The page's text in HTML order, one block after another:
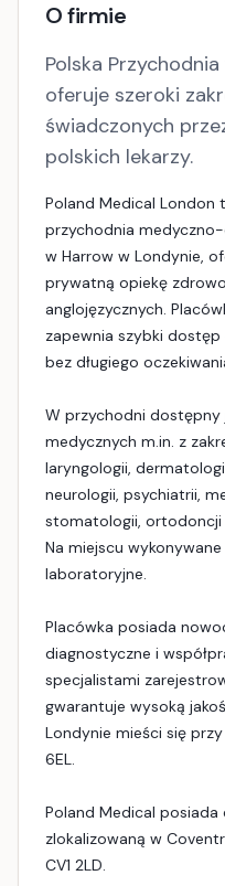
O firmie
Polska
oferuje szeroki
świadczonych
polskich lekarzy.
Poland Medical London
przychodnia
w Harrow w Londynie,
prywatną opiekę
anglojęzycznych.
zapewnia szybki dostęp
bez długiego
W przychodni dostępny
medycznych m.in. z
laryngologii,
neurologii, psychiatrii,
stomatologii, ortodoncji
Na miejscu
laboratoryjne.
Placówka posiada
diagnostyczne i
specjalistami
gwarantuje wysoką
Londynie mieści się przy
6EL.
Poland Medical posiada
zlokalizowaną w
CV1 2LD.